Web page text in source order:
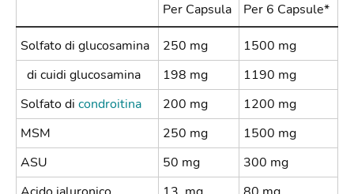
Per Capsula Per 6 Capsule*
Solfato di glucosamina 250 mg
1500 mg
di cuidi glucosamina
198 mg
1190 mg
Solfato di condroitina 200 mg
1200 mg
MSM
250 mg
1500 mg
ASU
50 mg
300 mg